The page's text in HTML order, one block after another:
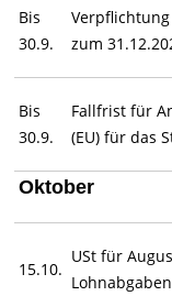
Bis
30.9.
zum
Bis
30.9.
Fallfrist für
(EU) für das
Oktober
15.10.
USt für